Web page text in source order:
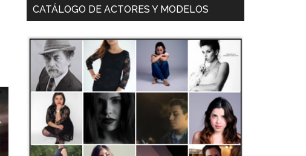
CATÁLOGO DE ACTORES Y MODELOS